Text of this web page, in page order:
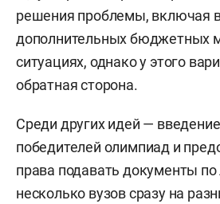
решения проблемы, включая
дополнительных бюджетных
ситуациях, однако у этого
обратная сторона.
Среди других идей —
победителей олимпиад и
права подавать документы по
несколько вузов сразу на